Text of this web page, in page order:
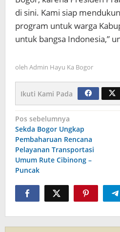
di sini. Kami siap
program untuk warga
untuk bangsa Indonesia,”
oleh Admin Hayu Ka Bogor
Ikuti Kami Pada
Navigasi
pos
Pos sebelumnya
Sekda Bogor Ungkap
Pembaharuan Rencana
Pelayanan Transportasi
Umum Rute Cibinong –
Puncak